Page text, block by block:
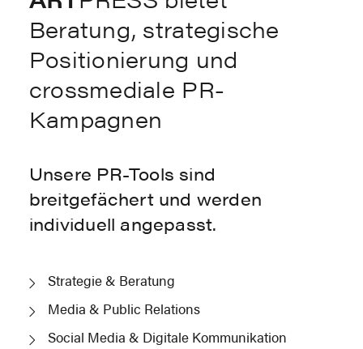
Beratung, strategische
Positionierung und
crossmediale PR-
Kampagnen
Unsere PR-Tools sind
breitgefächert und werden
individuell angepasst.
Strategie & Beratung
Media & Public Relations
Social Media & Digitale Kommunikation